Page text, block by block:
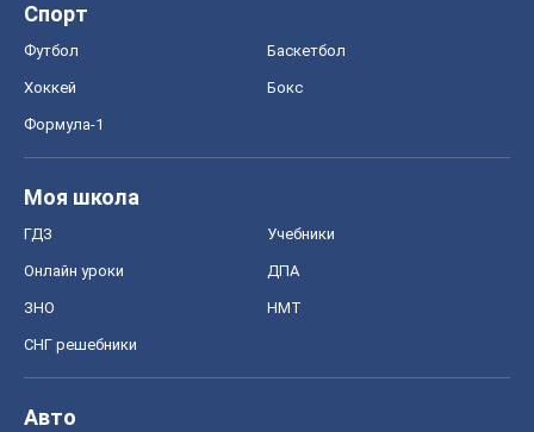
Спорт
Футбол Баскетбол
Хоккей Бокс
Формула-1
Моя школа
ГДЗ Учебники
Онлайн уроки ДПА
ЗНО НМТ
СНГ решебники
Авто